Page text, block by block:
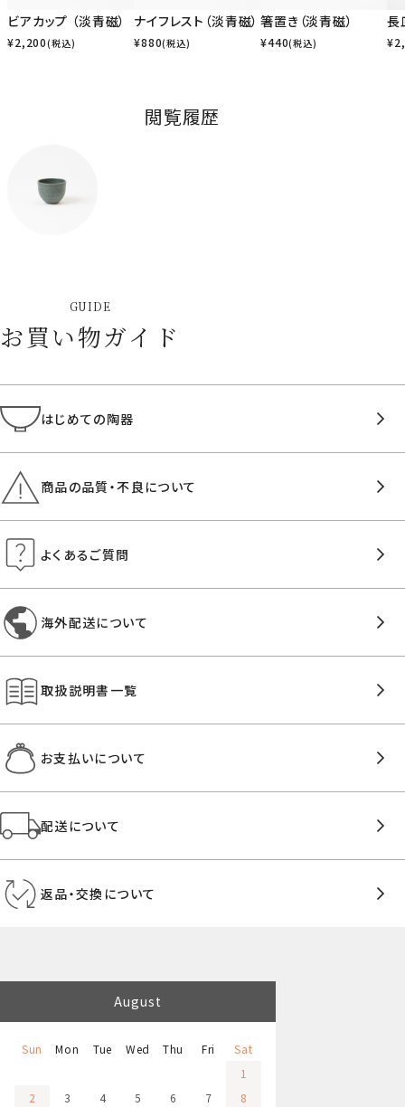
ビアカップ （淡青磁）
¥2,200(税込)
ナイフレスト（淡青磁）
¥880(税込)
箸置き（淡青磁）
¥440(税込)
長
¥
閲覧履歴
GUIDE
お買い物ガイド
はじめての陶器
商品の品質・不良について
よくあるご質問
海外配送について
取扱説明書一覧
お支払いについて
配送について
返品・交換について
August
Sun Mon Tue Wed Thu Fri
Sat
1
2
3 4 5 6 7
8